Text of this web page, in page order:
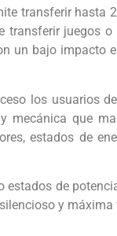
transferir hasta
juegos
un bajo impacto
los usuarios
mecánica que
estados de
de
y